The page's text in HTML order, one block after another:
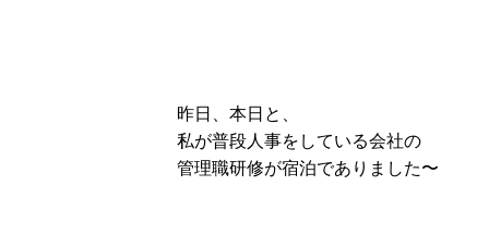
昨日、本日と、
私が普段人事をしている会社の
管理職研修が宿泊でありました〜